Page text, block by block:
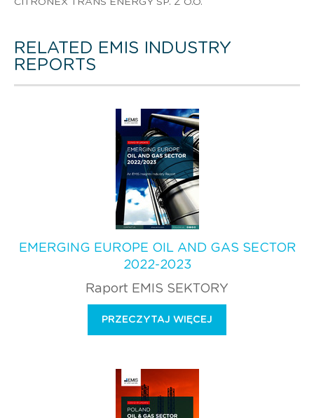
RELATED EMIS INDUSTRY
REPORTS
EMERGING EUROPE OIL AND GAS SECTOR
2022-2023
Raport EMIS SEKTORY
PRZECZYTAJ WIĘCEJ